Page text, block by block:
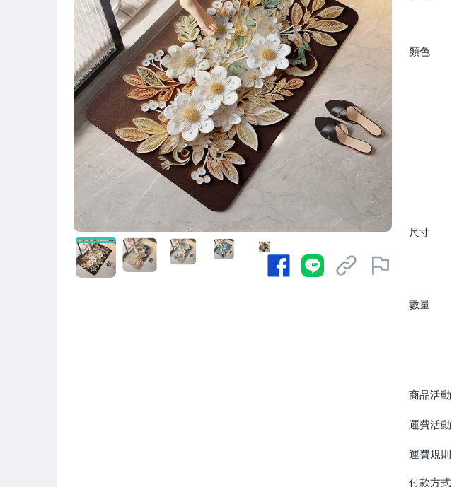
顏色
尺寸
數量
商品活動
運費活動
運費規則
付款方式